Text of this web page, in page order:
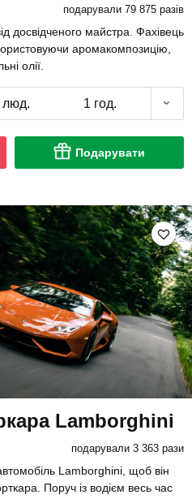
подарували 79 875 разів
досвідченого майстра. Фахівець
аромакомпозицію,
олії.
люд. 1 год.
Подарувати
Lamborghini
подарували 3 363 рази
Lamborghini, щоб він
Поруч із водієм весь час